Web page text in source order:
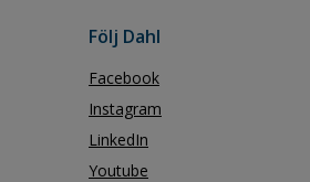
Följ Dahl
Facebook
Instagram
LinkedIn
Youtube